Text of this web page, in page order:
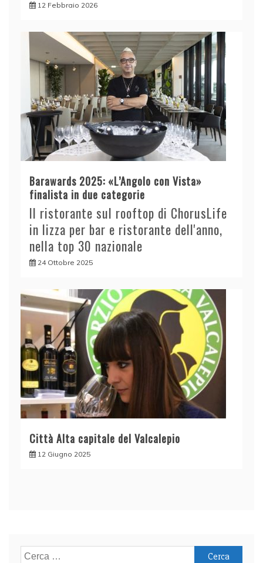
12 Febbraio 2026
Barawards 2025: «L’Angolo con Vista»
finalista in due categorie
Il ristorante sul rooftop di ChorusLife
in lizza per bar e ristorante dell'anno,
nella top 30 nazionale
24 Ottobre 2025
Città Alta capitale del Valcalepio
12 Giugno 2025
Ricerca